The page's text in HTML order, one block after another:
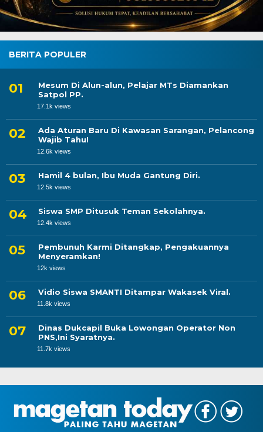
BERITA POPULER
Mesum Di Alun-alun, Pelajar MTs Diamankan
Satpol PP.
17.1k views
Ada Aturan Baru Di Kawasan Sarangan, Pelancong
Wajib Tahu!
12.6k views
Hamil 4 bulan, Ibu Muda Gantung Diri.
12.5k views
Siswa SMP Ditusuk Teman Sekolahnya.
12.4k views
Pembunuh Karmi Ditangkap, Pengakuannya
Menyeramkan!
12k views
Vidio Siswa SMANTI Ditampar Wakasek Viral.
11.8k views
Dinas Dukcapil Buka Lowongan Operator Non
PNS,Ini Syaratnya.
11.7k views